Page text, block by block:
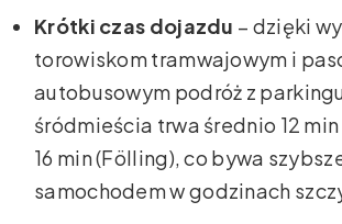
Krótki czas dojazdu – dzięki
torowiskom tramwajowym i
autobusowym podróż z
śródmieścia trwa średnio 12
16 min (Fölling), co bywa
samochodem w godzinach